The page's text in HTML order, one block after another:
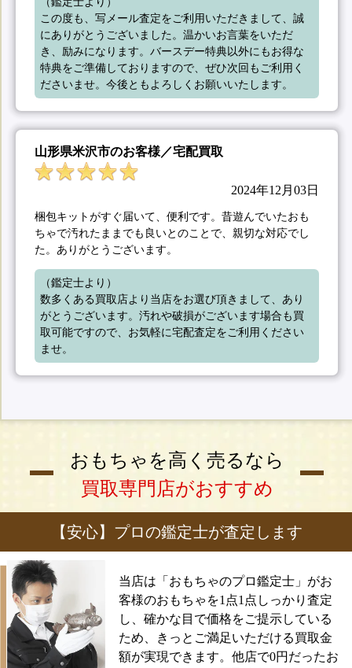
この度も、写メール査定をご利用いただきまして、誠
にありがとうございました。温かいお言葉をいただ
き、励みになります。バースデー特典以外にもお得な
特典をご準備しておりますので、ぜひ次回もご利用く
ださいませ。今後ともよろしくお願いいたします。
山形県米沢市のお客様／宅配買取
2024年12月03日
梱包キットがすぐ届いて、便利です。昔遊んでいたおも
ちゃで汚れたままでも良いとのことで、親切な対応でし
た。ありがとうございます。
（鑑定士より）
数多くある買取店より当店をお選び頂きまして、あり
がとうございます。汚れや破損がございます場合も買
取可能ですので、お気軽に宅配査定をご利用ください
ませ。
おもちゃを高く売るなら
買取専門店がおすすめ
【安心】プロの鑑定士が査定します
当店は「おもちゃのプロ鑑定士」がお
客様のおもちゃを1点1点しっかり査定
し、確かな目で価格をご提示している
ため、きっとご満足いただける買取金
額が実現できます。他店で0円だったお